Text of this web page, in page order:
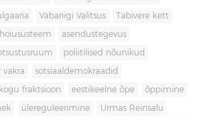
Vabariigi Valitsus Tabivere kett
asendustegevus
poliitilised nõunikud
vakra sotsiaaldemokraadid
fraktsioon eestikeelne õpe õppimine
ülereguleerimine Urmas Reinsalu